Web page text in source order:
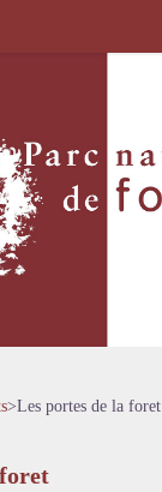
>Les portes de la foret